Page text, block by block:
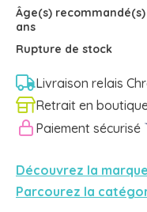
Âge(s) recommandé(s)
ans
Rupture de stock
Livraison relais
Retrait en
Paiement sécurisé
Découvrez la
Parcourez la